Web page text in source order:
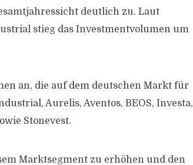
deutlich zu. Laut
stieg das Investmentvolumen um
an, die auf dem deutschen Markt für
Aurelis, Aventos, BEOS, Investa,
Stonevest.
Marktsegment zu erhöhen und den